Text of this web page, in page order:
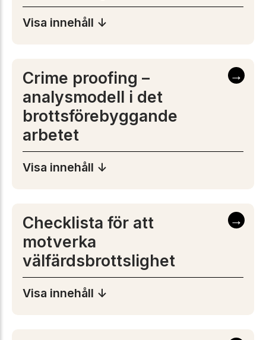
Visa innehåll ↓
Crime proofing –
analysmodell i det
brottsförebyggande
arbetet
→
Visa innehåll ↓
Checklista för att
motverka
välfärdsbrottslighet
→
Visa innehåll ↓